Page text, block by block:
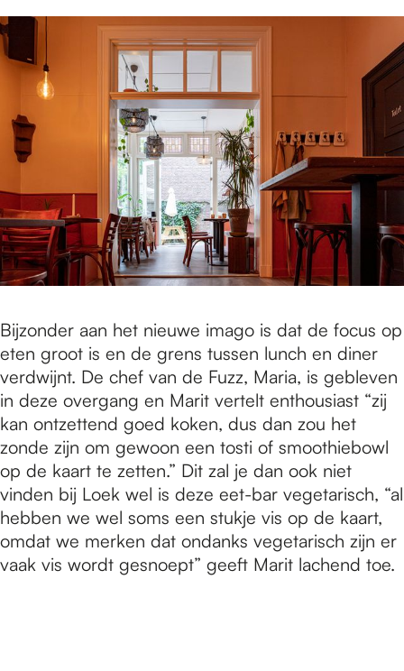
Bijzonder aan het nieuwe imago is dat de focus op
eten groot is en de grens tussen lunch en diner
verdwijnt. De chef van de Fuzz, Maria, is gebleven
in deze overgang en Marit vertelt enthousiast “zij
kan ontzettend goed koken, dus dan zou het
zonde zijn om gewoon een tosti of smoothiebowl
op de kaart te zetten.” Dit zal je dan ook niet
vinden bij Loek wel is deze eet-bar vegetarisch, “al
hebben we wel soms een stukje vis op de kaart,
omdat we merken dat ondanks vegetarisch zijn er
vaak vis wordt gesnoept” geeft Marit lachend toe.